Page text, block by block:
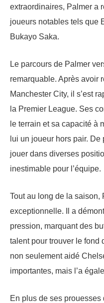
extraordinaires, Palmer a
joueurs notables tels que
Bukayo Saka.
Le parcours de Palmer
remarquable. Après avoir
Manchester City, il s’est
la Premier League. Ses
le terrain et sa capacité à
lui un joueur hors pair.
jouer dans diverses
inestimable pour l’équipe.
Tout au long de la saison,
exceptionnelle. Il a
pression, marquant des
talent pour trouver le fond
non seulement aidé
importantes, mais l’a
En plus de ses prouesses